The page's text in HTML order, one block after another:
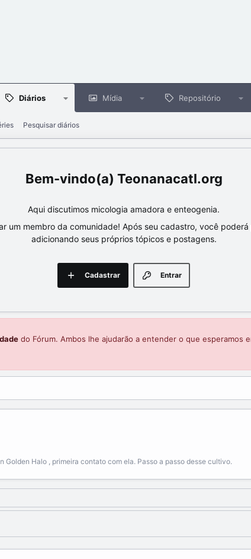
Diários Mídia Repositório
Pesquisar diários
Teonanacatl.org
Aqui discutimos micologia amadora e enteogenia.
um membro da comunidade! Após seu cadastro, você
adicionando seus próprios tópicos e postagens.
Entrar
Cadastrar
do Fórum. Ambos lhe ajudarão a entender o que esperamos
Halo , primeira contato com ela. Passo a passo desse cultivo.